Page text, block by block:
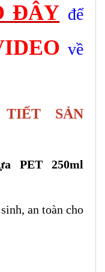
ĐÂY để
về
SẢN
PET 250ml
an toàn cho